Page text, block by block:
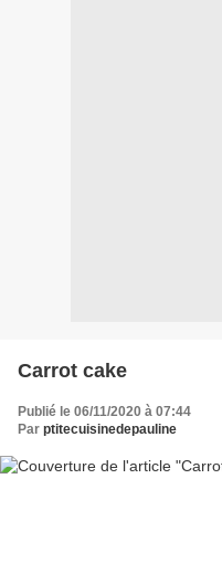
Carrot cake
Publié le 06/11/2020 à 07:44
Par ptitecuisinedepauline